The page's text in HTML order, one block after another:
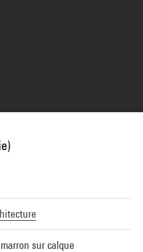
sur calque
MNAM-CCI/Georges Meguerditchian/Dist.